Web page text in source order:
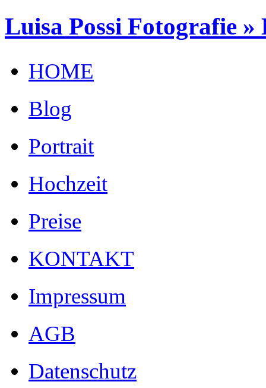
Luisa Possi Fotografie »
HOME
Blog
Portrait
Hochzeit
Preise
KONTAKT
Impressum
AGB
Datenschutz